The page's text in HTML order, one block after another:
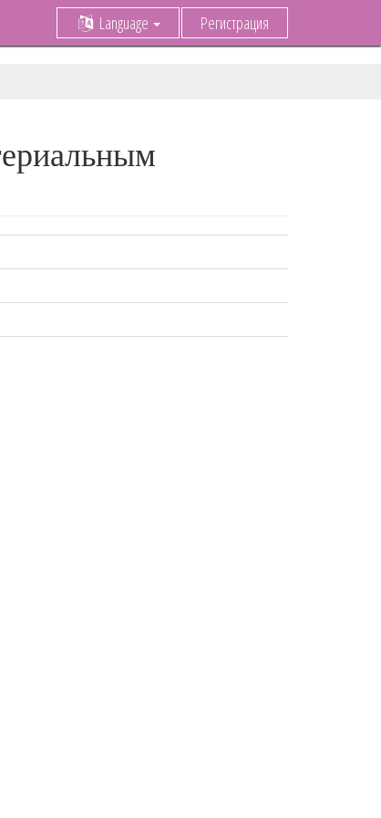
Language Регистрация